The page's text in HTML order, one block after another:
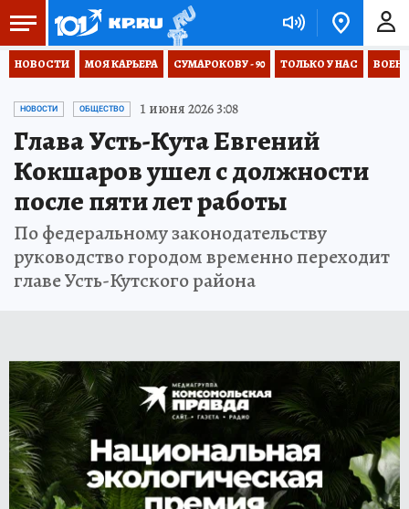
НОВОСТИ МОЯ КАРЬЕРА СУМАРОКОВУ - 90 ТОЛЬКО У НАС
НОВОСТИ ОБЩЕСТВО 1 июня 2026 3:08
Глава Усть-Кута Евгений
Кокшаров ушел с должности
после пяти лет работы
По федеральному законодательству
руководство городом временно переходит
главе Усть-Кутского района